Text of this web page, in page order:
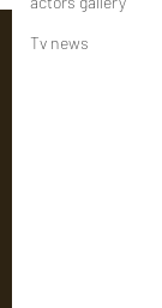
Tv news